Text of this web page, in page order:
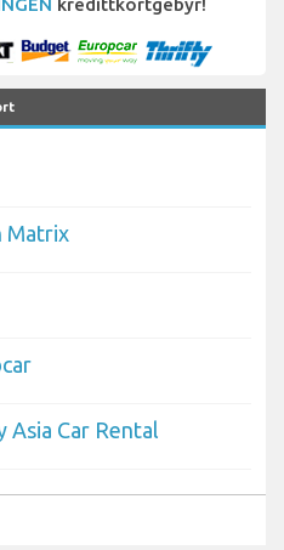
kredittkortgebyr!
Matrix
Asia Car Rental